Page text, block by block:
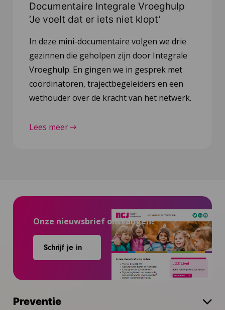
Documentaire Integrale Vroeghulp
‘Je voelt dat er iets niet klopt’
In deze mini-documentaire volgen we drie
gezinnen die geholpen zijn door Integrale
Vroeghulp. En gingen we in gesprek met
coördinatoren, trajectbegeleiders en een
wethouder over de kracht van het netwerk.
Lees meer
Onze nieuwsbrief ontvangen?
Schrijf je in
Preventie